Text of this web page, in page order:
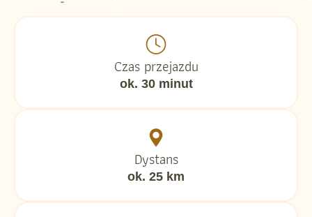
Czas przejazdu
ok. 30 minut
Dystans
ok. 25 km